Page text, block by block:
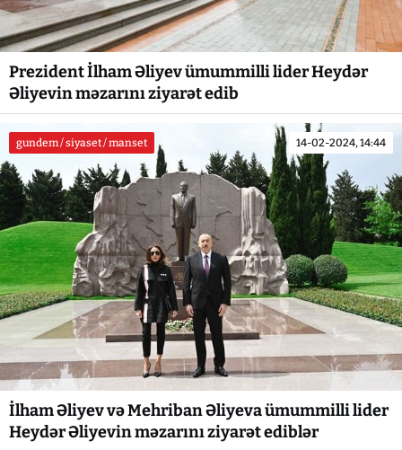
Prezident İlham Əliyev ümummilli lider Heydər
Əliyevin məzarını ziyarət edib
gundem / siyaset / manset 14-02-2024, 14:44
İlham Əliyev və Mehriban Əliyeva ümummilli lider
Heydər Əliyevin məzarını ziyarət ediblər